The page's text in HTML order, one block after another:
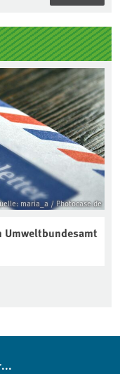
maria_a / Photocase.de
Umweltbundesamt